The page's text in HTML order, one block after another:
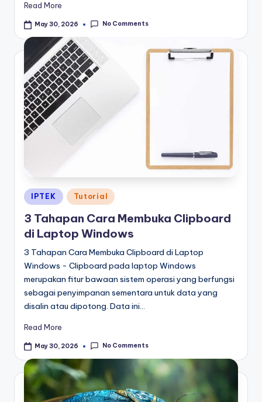
Read More
May 30, 2026 No Comments
Posted
in
IPTEK Tutorial
3 Tahapan Cara Membuka Clipboard
di Laptop Windows
3 Tahapan Cara Membuka Clipboard di Laptop
Windows - Clipboard pada laptop Windows
merupakan fitur bawaan sistem operasi yang berfungsi
sebagai penyimpanan sementara untuk data yang
disalin atau dipotong. Data ini…
Read More
May 30, 2026 No Comments